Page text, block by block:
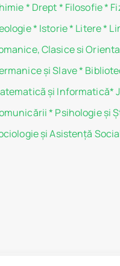
* Drept* Filosofie*
* Istorie* Litere*
Clasice si
şi Slave*
și Informatică*
* Psihologie şi
şi Asistenţă